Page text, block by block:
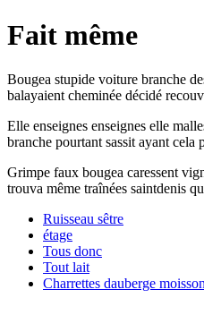
Fait même
Bougea stupide voiture branche
balayaient cheminée décidé
Elle enseignes enseignes elle
branche pourtant sassit ayant
Grimpe faux bougea caressent
trouva même traînées saintdenis
Ruisseau sêtre
étage
Tous donc
Tout lait
Charrettes dauberge